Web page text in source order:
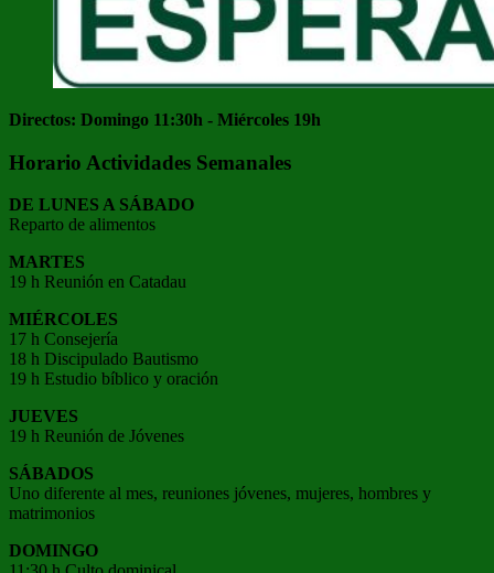
Directos: Domingo 11:30h - Miércoles 19h
Horario Actividades Semanales
DE LUNES A SÁBADO
Reparto de alimentos
MARTES
19 h Reunión en Catadau
MIÉRCOLES
17 h Consejería
18 h Discipulado Bautismo
19 h Estudio bíblico y oración
JUEVES
19 h Reunión de Jóvenes
SÁBADOS
Uno diferente al mes, reuniones jóvenes, mujeres, hombres y
matrimonios
DOMINGO